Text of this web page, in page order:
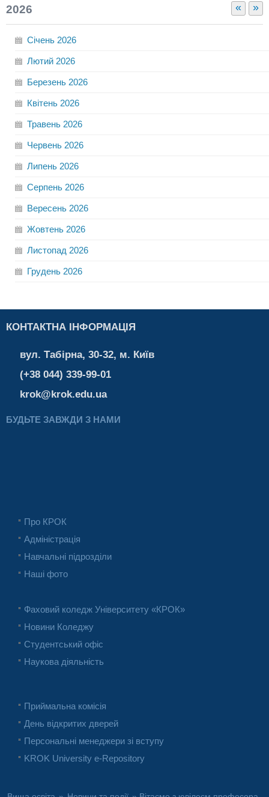
« »
2026
Січень 2026
Лютий 2026
Березень 2026
Квітень 2026
Травень 2026
Червень 2026
Липень 2026
Серпень 2026
Вересень 2026
Жовтень 2026
Листопад 2026
Грудень 2026
КОНТАКТНА ІНФОРМАЦІЯ
вул. Табірна, 30-32, м. Київ
(+38 044) 339-99-01
krok@krok.edu.ua
БУДЬТЕ ЗАВЖДИ З НАМИ
Про КРОК
Адміністрація
Навчальні підрозділи
Наші фото
Фаховий коледж Університету «КРОК»
Новини Коледжу
Студентський офіс
Наукова діяльність
Приймальна комісія
День відкритих дверей
Персональні менеджери зі вступу
KROK University e-Repository